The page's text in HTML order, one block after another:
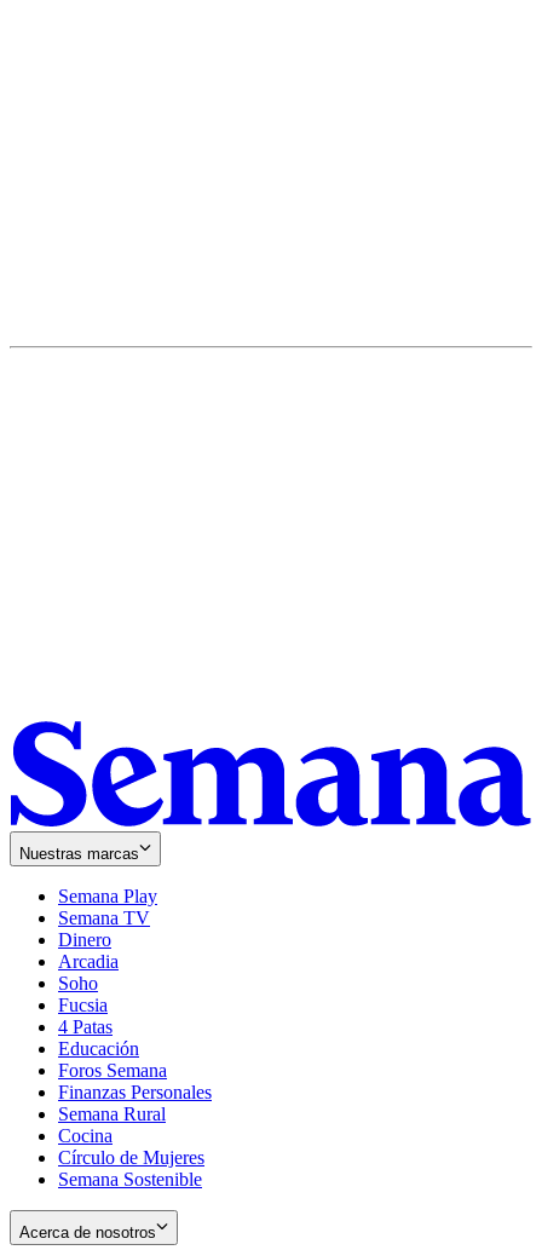
Nuestras marcas
Semana Play
Semana TV
Dinero
Arcadia
Soho
in
new
window
Fucsia
in
new
window
4 Patas
Educación
Foros Semana
Finanzas Personales
Semana Rural
Cocina
Círculo de Mujeres
Semana Sostenible
Acerca de nosotros